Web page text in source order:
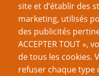
site et d’établir des
marketing, utilisés
des publicités
ACCEPTER TOUT »,
de tous les cookies.
refuser chaque
Pagination
VOUS AIMEREZ
Réfléchissez avant de